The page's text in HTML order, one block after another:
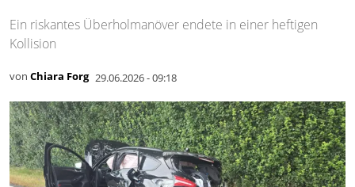
Ein riskantes Überholmanöver endete in einer heftigen
Kollision
von Chiara Forg 29.06.2026 - 09:18